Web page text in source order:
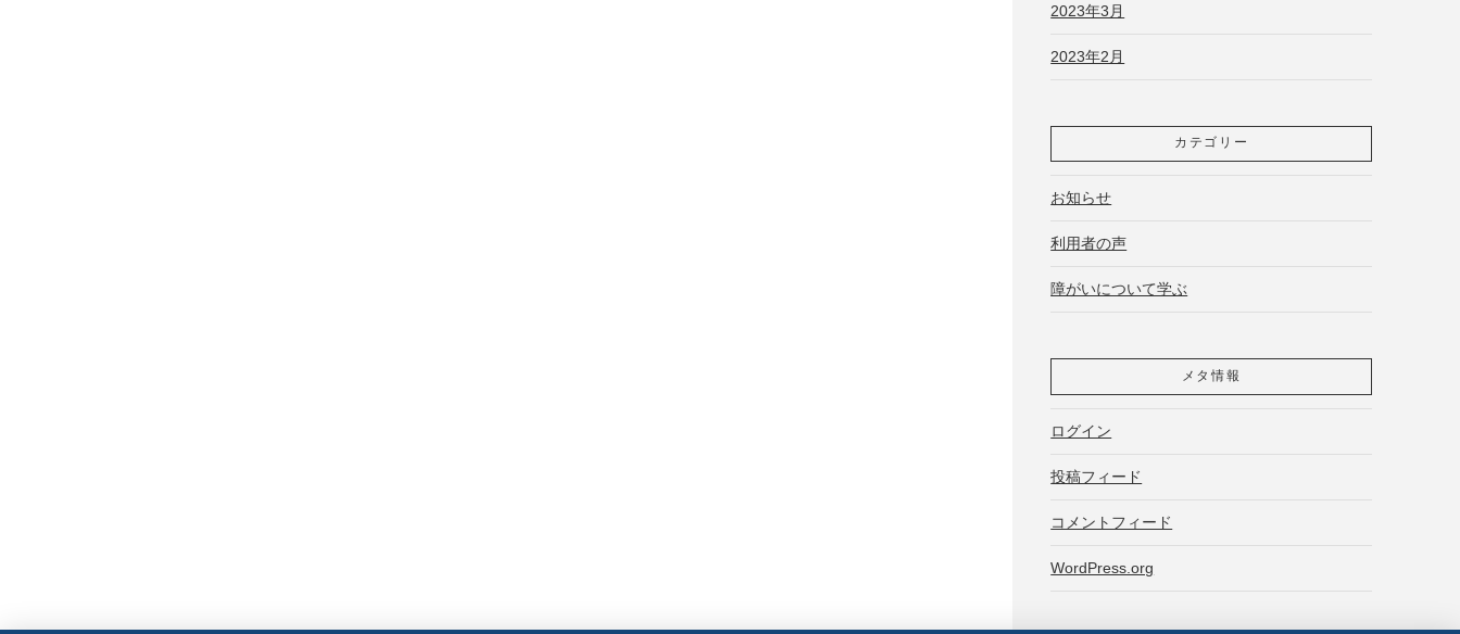
2023年3月
2023年2月
カテゴリー
お知らせ
利用者の声
障がいについて学ぶ
メタ情報
ログイン
投稿フィード
コメントフィード
WordPress.org